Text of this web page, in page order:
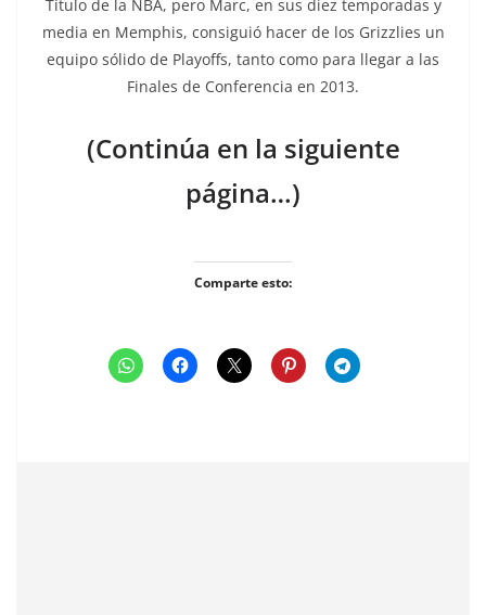
Título de la NBA, pero Marc, en sus diez temporadas y
media en Memphis, consiguió hacer de los Grizzlies un
equipo sólido de Playoffs, tanto como para llegar a las
Finales de Conferencia en 2013.
(Continúa en la siguiente
página…)
Comparte esto: